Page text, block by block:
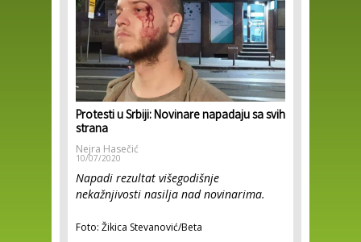
Protesti u Srbiji: Novinare napadaju sa svih
strana
Nejra Hasečić
10/07/2020
Napadi rezultat višegodišnje
nekažnjivosti nasilja nad novinarima.
Foto: Žikica Stevanović/Beta